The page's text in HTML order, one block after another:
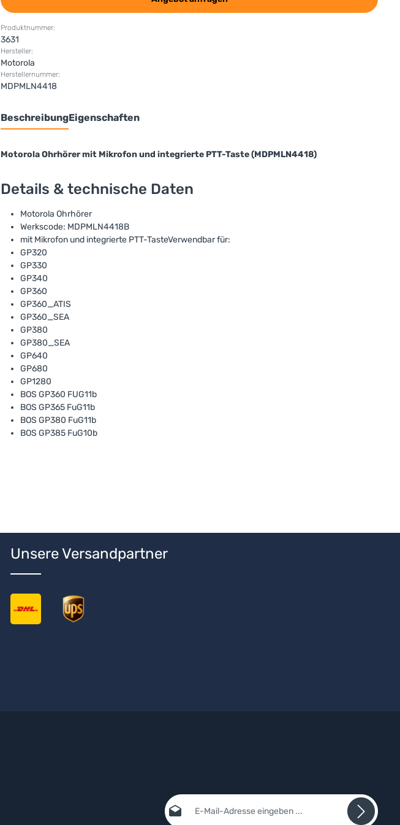
Produktnummer:
3631
Hersteller:
Motorola
Herstellernummer:
MDPMLN4418
BeschreibungEigenschaften
Motorola Ohrhörer mit Mikrofon und integrierte PTT-Taste (MDPMLN4418)
Details & technische Daten
Motorola Ohrhörer
Werkscode: MDPMLN4418B
mit Mikrofon und integrierte PTT-TasteVerwendbar für:
GP320
GP330
GP340
GP360
GP360_ATIS
GP360_SEA
GP380
GP380_SEA
GP640
GP680
GP1280
BOS GP360 FUG11b
BOS GP365 FuG11b
BOS GP380 FuG11b
BOS GP385 FuG10b
Unsere Versandpartner
E-Mail-Adresse*